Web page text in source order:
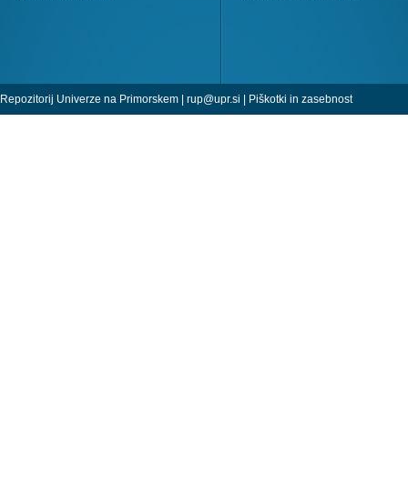
Repozitorij Univerze na Primorskem | rup@upr.si | Piškotki in zasebnost